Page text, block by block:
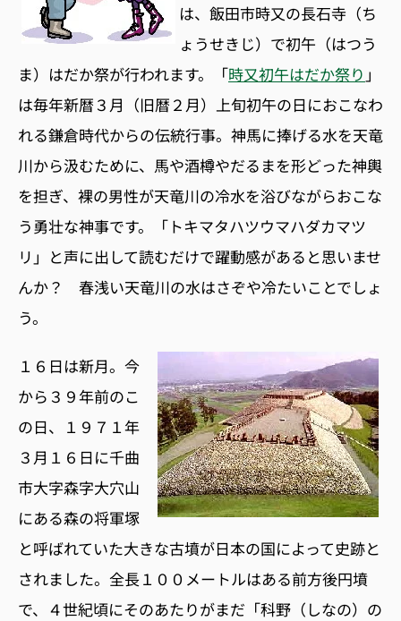
は、飯田市時又の長石寺（ち
ょうせきじ）で初午（はつう
ま）はだか祭が行われます。「時又初午はだか祭り 」
は毎年新暦３月（旧暦２月）上旬初午の日におこなわ
れる鎌倉時代からの伝統行事。神馬に捧げる水を天竜
川から汲むために、馬や酒樽やだるまを形どった神輿
を担ぎ、裸の男性が天竜川の冷水を浴びながらおこな
う勇壮な神事です。「トキマタハツウマハダカマツ
リ」と声に出して読むだけで躍動感があると思いませ
んか？ 春浅い天竜川の水はさぞや冷たいことでしょ
う。
１６日は新月。今
から３９年前のこ
の日、１９７１年
３月１６日に千曲
市大字森字大穴山
にある森の将軍塚
と呼ばれていた大きな古墳が日本の国によって史跡と
されました。全長１００メートルはある前方後円墳
で、４世紀頃にそのあたりがまだ「科野（しなの）の